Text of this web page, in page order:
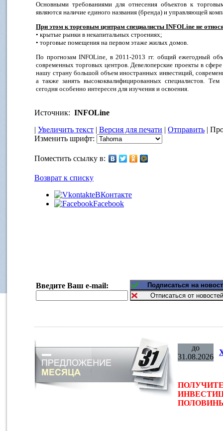
Основными требованиями для отнесения объектов к
являются наличие единого названия (бренда) и управляющей
При этом к торговым центрам специалисты INFOLine не
• крытые рынки в некапитальных строениях;
• торговые помещения на первом этаже жилых домов.
По прогнозам INFOLine, в 2011-2013 гг. общий ежегодный
современных торговых центров. Девелоперские проекты в
нашу страну большой объем иностранных инвестиций,
а также занять высококвалифицированных специалистов.
сегодня особенно интересен для изучения и освоения.
Источник: INFOLine
| Увеличить текст | Версия для печати | Отправить |
Изменить шрифт:
Поместить ссылку в:
Возврат к списку
ВКонтакте
Facebook
Введите Ваш e-mail:
до
31.08.2026
ПОЛОВИНЫ